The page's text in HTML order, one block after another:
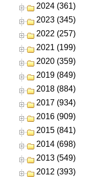
2024 (361)
2023 (345)
2022 (257)
2021 (199)
2020 (359)
2019 (849)
2018 (884)
2017 (934)
2016 (909)
2015 (841)
2014 (698)
2013 (549)
2012 (393)